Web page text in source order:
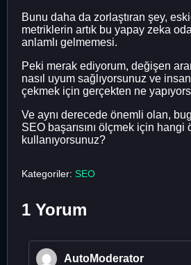
Bunu daha da zorlaştıran şey,
metriklerin artık bu yapay zeka
anlamlı gelmemesi.
Peki merak ediyorum, değişen
nasıl uyum sağlıyorsunuz ve
çekmek için gerçekten ne
Ve aynı derecede önemli olan,
SEO başarısını ölçmek için hangi
kullanıyorsunuz?
Kategoriler: SEO
1 Yorum
AutoModerator